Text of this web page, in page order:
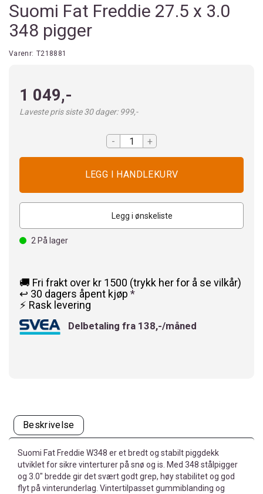
Suomi Fat Freddie 27.5 x 3.0
348 pigger
Varenr: T218881
1 049,-
Laveste pris siste 30 dager: 999,-
- +
Legg i ønskeliste
2 På lager
🚚 Fri frakt over kr 1500 (trykk her for å se vilkår)
↩️ 30 dagers åpent kjøp *
⚡ Rask levering
Delbetaling fra 138,-/måned
Beskrivelse
Suomi Fat Freddie W348 er et bredt og stabilt piggdekk
utviklet for sikre vinterturer på snø og is. Med 348 stålpigger
og 3.0" bredde gir det svært godt grep, høy stabilitet og god
flyt på vinterunderlag. Vintertilpasset gummiblanding og